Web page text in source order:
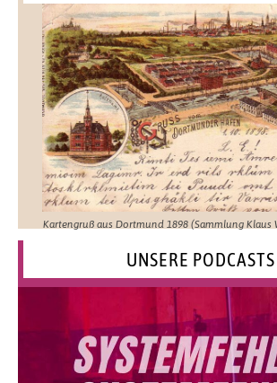
Kartengruß aus Dortmund 1898 (Sammlung Klaus
UNSERE PODCASTS